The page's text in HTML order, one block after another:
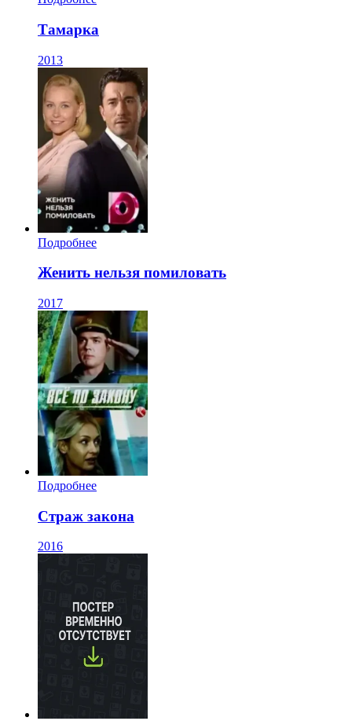
Тамарка
2013
Подробнее
Женить нельзя помиловать
2017
Подробнее
Страж закона
2016